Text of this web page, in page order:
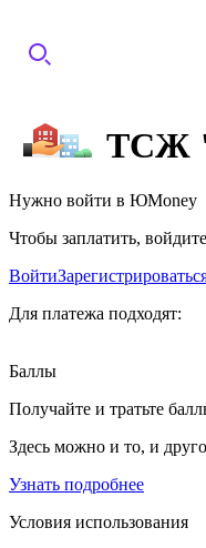
ТСЖ
Нужно войти в ЮMoney
Чтобы заплатить,
Войти
Для платежа подходят:
Баллы
Получайте и тратьте
Здесь можно и то, и
Узнать подробнее
Условия использования